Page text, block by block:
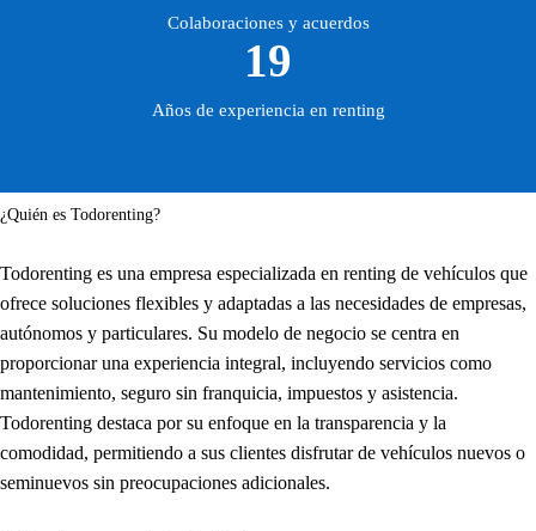
Colaboraciones y acuerdos
19
Años de experiencia en renting
¿Quién es Todorenting?
Todorenting es una empresa especializada en renting de vehículos que
ofrece soluciones flexibles y adaptadas a las necesidades de empresas,
autónomos y particulares. Su modelo de negocio se centra en
proporcionar una experiencia integral, incluyendo servicios como
mantenimiento, seguro sin franquicia, impuestos y asistencia.
Todorenting destaca por su enfoque en la transparencia y la
comodidad, permitiendo a sus clientes disfrutar de vehículos nuevos o
seminuevos sin preocupaciones adicionales.